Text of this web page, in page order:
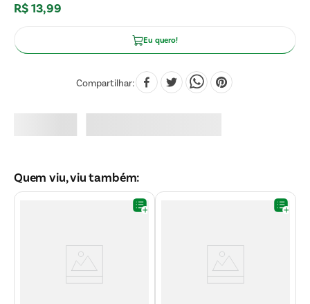
R$13,99
Eu quero!
Compartilhar
Quem viu, viu também: